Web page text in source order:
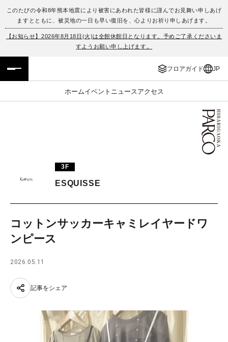
このたびの令和8年熊本地震により被害にあわれた皆様に謹んでお見舞い申しあげ
ますとともに、被災地の一日も早い復旧を、心よりお祈り申しあげます。
【お知らせ】2026年8月18日(火)は全館休館日となります。予めご了承くださいま
すようお願い申し上げます。
フロアガイド JP
ホームイベント ニュース アクセス
フロアガイド
イベント・ポップアップ
ニュース
PARCOメンバーズ
ENGLISH
簡体字
한국어
3F
ESQUISSE
コットンサッカーキャミレイヤードワ
ンピース
2026.05.11
記事をシェア